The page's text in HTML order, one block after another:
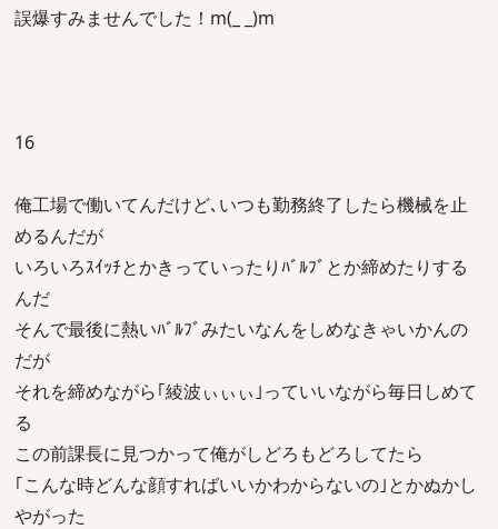
誤爆すみませんでした！m(_ _)m
16
俺工場で働いてんだけど､いつも勤務終了したら機械を止
めるんだが
いろいろｽｲｯﾁとかきっていったりﾊﾞﾙﾌﾞとか締めたりする
んだ
そんで最後に熱いﾊﾞﾙﾌﾞみたいなんをしめなきゃいかんの
だが
それを締めながら｢綾波ぃぃぃ｣っていいながら毎日しめて
る
この前課長に見つかって俺がしどろもどろしてたら
｢こんな時どんな顔すればいいかわからないの｣とかぬかし
やがった